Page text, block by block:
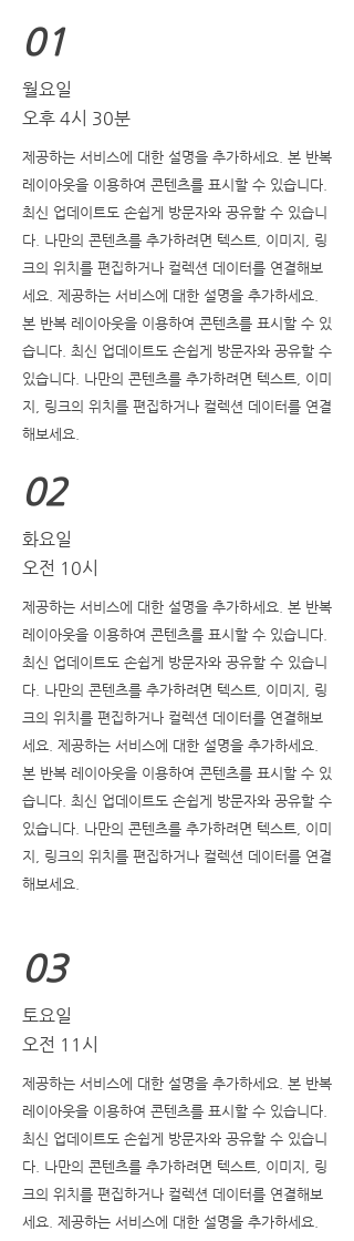
01
월요일
오후 4시 30분
제공하는 서비스에 대한 설명을 추가하세요. 본 반복
레이아웃을 이용하여 콘텐츠를 표시할 수 있습니다.
최신 업데이트도 손쉽게 방문자와 공유할 수 있습니
다. 나만의 콘텐츠를 추가하려면 텍스트, 이미지, 링
크의 위치를 편집하거나 컬렉션 데이터를 연결해보
세요. 제공하는 서비스에 대한 설명을 추가하세요.
본 반복 레이아웃을 이용하여 콘텐츠를 표시할 수 있
습니다. 최신 업데이트도 손쉽게 방문자와 공유할 수
있습니다. 나만의 콘텐츠를 추가하려면 텍스트, 이미
지, 링크의 위치를 편집하거나 컬렉션 데이터를 연결
해보세요.
02
화요일
오전 10시
제공하는 서비스에 대한 설명을 추가하세요. 본 반복
레이아웃을 이용하여 콘텐츠를 표시할 수 있습니다.
최신 업데이트도 손쉽게 방문자와 공유할 수 있습니
다. 나만의 콘텐츠를 추가하려면 텍스트, 이미지, 링
크의 위치를 편집하거나 컬렉션 데이터를 연결해보
세요. 제공하는 서비스에 대한 설명을 추가하세요.
본 반복 레이아웃을 이용하여 콘텐츠를 표시할 수 있
습니다. 최신 업데이트도 손쉽게 방문자와 공유할 수
있습니다. 나만의 콘텐츠를 추가하려면 텍스트, 이미
지, 링크의 위치를 편집하거나 컬렉션 데이터를 연결
해보세요.
03
토요일
오전 11시
제공하는 서비스에 대한 설명을 추가하세요. 본 반복
레이아웃을 이용하여 콘텐츠를 표시할 수 있습니다.
최신 업데이트도 손쉽게 방문자와 공유할 수 있습니
다. 나만의 콘텐츠를 추가하려면 텍스트, 이미지, 링
크의 위치를 편집하거나 컬렉션 데이터를 연결해보
세요. 제공하는 서비스에 대한 설명을 추가하세요.